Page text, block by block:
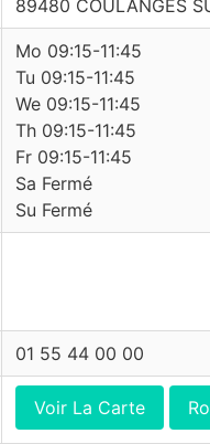
89480 COULANGES
Mo 09:15-11:45
Tu 09:15-11:45
We 09:15-11:45
Th 09:15-11:45
Fr 09:15-11:45
Sa Fermé
Su Fermé
01 55 44 00 00
Voir La Carte